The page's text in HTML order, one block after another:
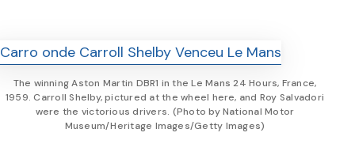
The winning Aston Martin DBR1 in the Le Mans 24 Hours, France,
1959. Carroll Shelby, pictured at the wheel here, and Roy Salvadori
were the victorious drivers. (Photo by National Motor
Museum/Heritage Images/Getty Images)